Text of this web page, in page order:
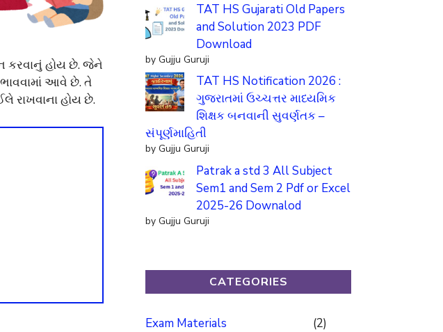
કરવાનું હોય છે. જેને
આવે છે. તે
રાખવાના હોય છે.
TAT HS Gujarati Old Papers
and Solution 2023 PDF
Download
by Gujju Guruji
TAT HS Notification 2026 :
ગુજરાતમાં ઉચ્ચત્તર માધ્યમિક
શિક્ષક બનવાની સુવર્ણતક –
સંપૂર્ણમાહિતી
by Gujju Guruji
Patrak a std 3 All Subject
Sem1 and Sem 2 Pdf or Excel
2025-26 Downalod
by Gujju Guruji
CATEGORIES
Exam Materials
(2)